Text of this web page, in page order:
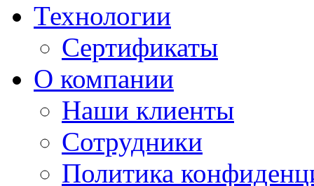
Технологии
Сертификаты
О компании
Наши клиенты
Сотрудники
Политика